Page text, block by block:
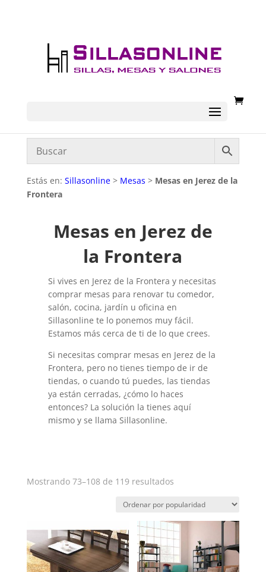
Estás en: Sillasonline> Mesas > Mesas en Jerez de la
Frontera
Mesas en Jerez de
la Frontera
Si vives en Jerez de la Frontera y necesitas
comprar mesas para renovar tu comedor,
salón, cocina, jardín u oficina en
Sillasonline te lo ponemos muy fácil.
Estamos más cerca de ti de lo que crees.
Si necesitas comprar mesas en Jerez de la
Frontera, pero no tienes tiempo de ir de
tiendas, o cuando tú puedes, las tiendas
ya están cerradas, ¿cómo lo haces
entonces? La solución la tienes aquí
mismo y se llama Sillasonline.
Mostrando 73–108 de 119 resultadosOrdenado
popularidad